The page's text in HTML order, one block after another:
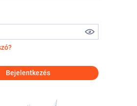
Bejelentkezés